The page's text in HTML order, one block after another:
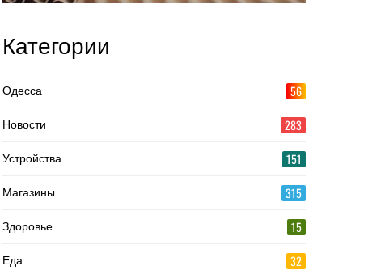
Категории
Одесса 56
Новости 283
Устройства 151
Магазины 315
Здоровье 15
Еда 32